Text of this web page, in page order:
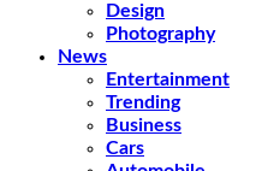
Design
Photography
News
Entertainment
Trending
Business
Cars